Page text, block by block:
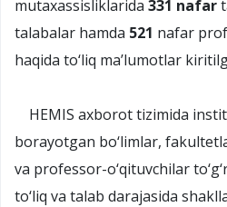
mutaxassisliklarida 331 nafar
talabalar hamda 521 nafar
haqida to‘liq ma’lumotlar
HEMIS axborot tizimida
borayotgan bo‘limlar,
va professor-o‘qituvchilar
to‘liq va talab darajasida